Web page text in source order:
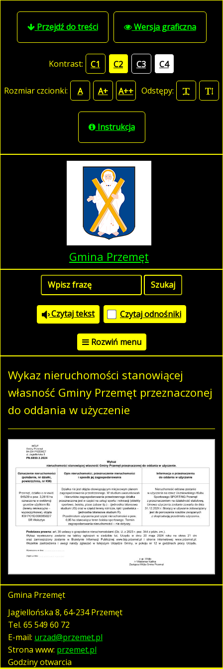
Przejdź do treści Wersja graficzna
Kontrast: C1 C2 C3 C4
Rozmiar czcionki: A A+ A++ Odstępy:
Instrukcja
Gmina Przemęt
Czytaj tekst Czytaj odnośniki
Rozwiń menu
Wykaz nieruchomości stanowiącej
własność Gminy Przemęt przeznaczonej
do oddania w użyczenie
Gmina Przemęt
Jagiellońska 8, 64-234 Przemęt
Tel. 65 549 60 72
E-mail: urzad@przemet.pl
Strona www: przemet.pl
Godziny otwarcia